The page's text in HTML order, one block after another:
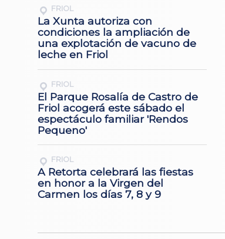
FRIOL
La Xunta autoriza con
condiciones la ampliación de
una explotación de vacuno de
leche en Friol
FRIOL
El Parque Rosalía de Castro de
Friol acogerá este sábado el
espectáculo familiar 'Rendos
Pequeno'
FRIOL
A Retorta celebrará las fiestas
en honor a la Virgen del
Carmen los días 7, 8 y 9